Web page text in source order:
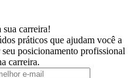
sua carreira!
práticos que ajudam você a
posicionamento profissional
carreira.